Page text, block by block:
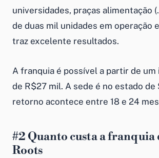
universidades, praças alimentação
de duas mil unidades em operação
traz excelente resultados.
A franquia é possível a partir de
de R$27 mil. A sede é no estado de
retorno acontece entre 18 e 24
#2 Quanto custa a franquia
Roots